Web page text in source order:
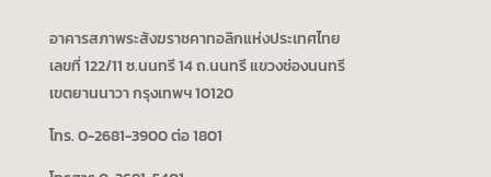
อาคารสภาพระสังฆราชคาทอลิกแห่งประเทศไทย
เลขที่ 122/11 ซ.นนทรี 14 ถ.นนทรี แขวงช่องนนทรี
เขตยานนาวา กรุงเทพฯ 10120
โทร. 0-2681-3900 ต่อ 1801